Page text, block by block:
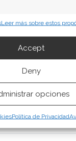
Leer más sobre estos
Accept
Deny
opciones
Política de Privacidad